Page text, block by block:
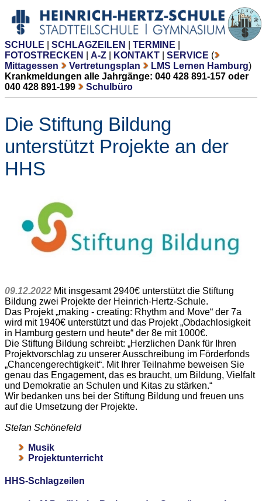
SCHULE SCHLAGZEILEN TERMINE
FOTOSTRECKEN
A-Z KONTAKT SERVICE (
Mittagessen
Vertretungsplan LMS Lernen Hamburg)
Krankmeldungen alle Jahrgänge: 040 428 891-157 oder
040 428 891-199
Schulbüro
Die Stiftung Bildung
unterstützt Projekte an der
HHS
09.12.2022 Mit insgesamt 2940€ unterstützt die Stiftung
Bildung zwei Projekte der Heinrich-Hertz-Schule.
Das Projekt „making - creating: Rhythm and Move“ der 7a
wird mit 1940€ unterstützt und das Projekt „Obdachlosigkeit
in Hamburg gestern und heute“ der 8e mit 1000€.
Die Stiftung Bildung schreibt: „Herzlichen Dank für Ihren
Projektvorschlag zu unserer Ausschreibung im Förderfonds
„Chancengerechtigkeit“. Mit Ihrer Teilnahme beweisen Sie
genau das Engagement, das es braucht, um Bildung, Vielfalt
und Demokratie an Schulen und Kitas zu stärken.“
Wir bedanken uns bei der Stiftung Bildung und freuen uns
auf die Umsetzung der Projekte.
Stefan Schönefeld
Musik
Projektunterricht
HHS-Schlagzeilen